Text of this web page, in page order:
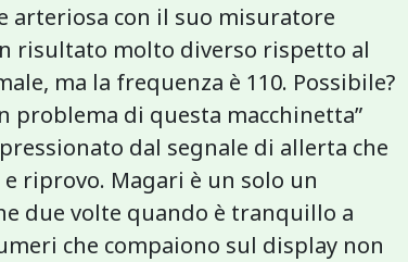
arteriosa con il suo misuratore
risultato molto diverso rispetto al
ma la frequenza è 110. Possibile?
problema di questa macchinetta”
dal segnale di allerta che
riprovo. Magari è un solo un
due volte quando è tranquillo a
che compaiono sul display non